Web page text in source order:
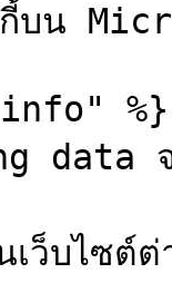
กี้บน
%}
data
ว็บไซต์